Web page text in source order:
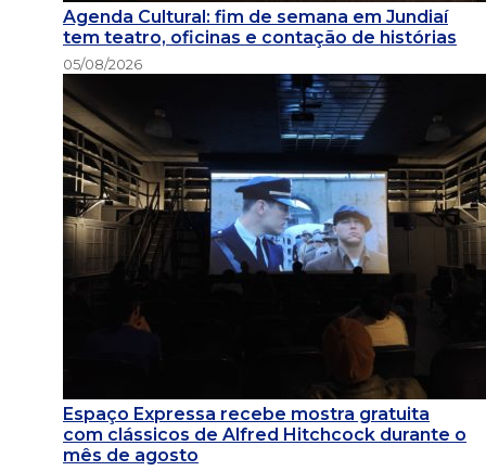
Agenda Cultural: fim de semana em Jundiaí
tem teatro, oficinas e contação de histórias
05/08/2026
Espaço Expressa recebe mostra gratuita
com clássicos de Alfred Hitchcock durante o
mês de agosto